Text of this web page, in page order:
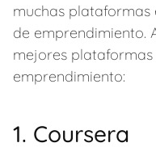
muchas plataformas
de emprendimiento.
mejores
emprendimiento:
1. Coursera